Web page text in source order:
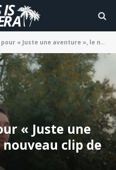
Juste une aventure », le nouveau clip de Teïks
« Juste une
clip de